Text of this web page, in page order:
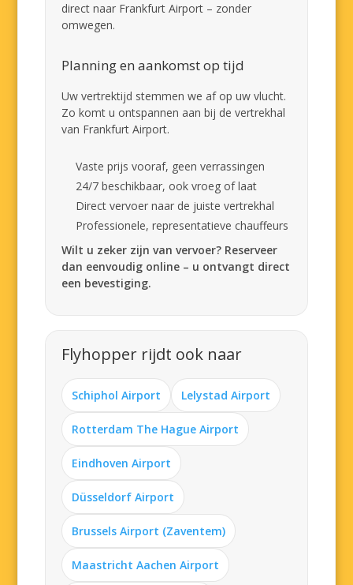
direct naar Frankfurt Airport – zonder
omwegen.
Planning en aankomst op tijd
Uw vertrektijd stemmen we af op uw vlucht.
Zo komt u ontspannen aan bij de vertrekhal
van Frankfurt Airport.
Vaste prijs vooraf, geen verrassingen
24/7 beschikbaar, ook vroeg of laat
Direct vervoer naar de juiste vertrekhal
Professionele, representatieve chauffeurs
Wilt u zeker zijn van vervoer? Reserveer
dan eenvoudig online – u ontvangt direct
een bevestiging.
Flyhopper rijdt ook naar
Schiphol Airport Lelystad Airport
Rotterdam The Hague Airport
Eindhoven Airport
Düsseldorf Airport
Brussels Airport (Zaventem)
Maastricht Aachen Airport